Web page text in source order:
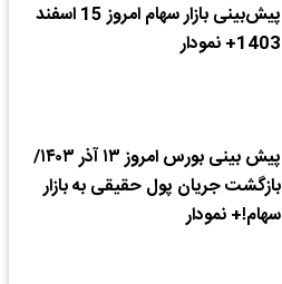
پیش‌بینی بازار سهام امروز 15 اسفند
1403+ نمودار
پیش بینی بورس امروز ۱۳ آذر ۱۴۰۳/
بازگشت جریان پول حقیقی به بازار
سهام!+ نمودار